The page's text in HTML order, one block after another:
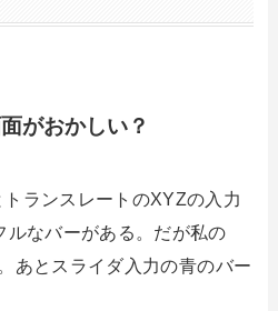
がおかしい？
ランスレートのXYZの入力
なバーがある。だが私の
あとスライダ入力の青のバー